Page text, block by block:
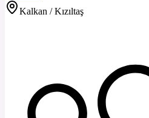
Kalkan / Kızıltaş